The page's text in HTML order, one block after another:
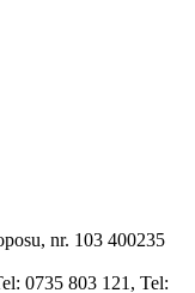
nr. 103 400235
0735 803 121, Tel: